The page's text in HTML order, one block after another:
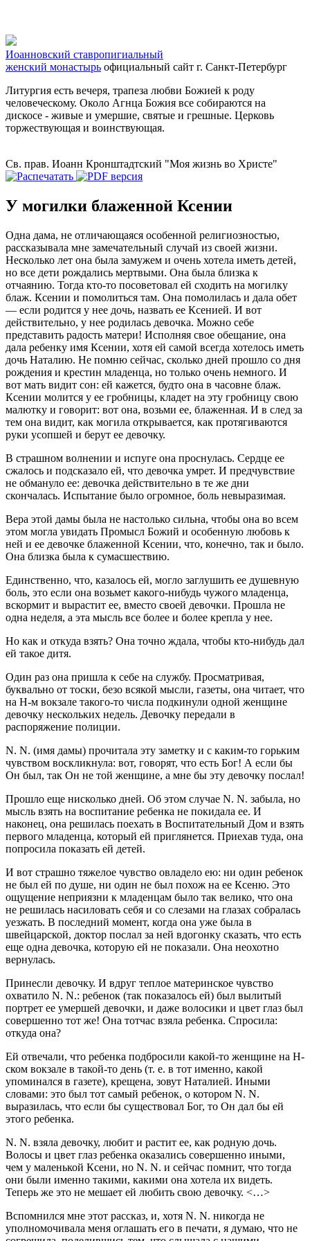
Иоанновский ставропигиальный
женский монастырь официальный сайт г. Санкт-Петербург
Литургия есть вечеря, трапеза любви Божией к роду
человеческому. Около Агнца Божия все собираются на
дискосе - живые и умершие, святые и грешные. Церковь
торжествующая и воинствующая.
Св. прав. Иоанн Кронштадтский "Моя жизнь во Христе"
У могилки блаженной Ксении
Одна дама, не отличающаяся особенной религиозностью,
рассказывала мне замечательный случай из своей жизни.
Несколько лет она была замужем и очень хотела иметь детей,
но все дети рождались мертвыми. Она была близка к
отчаянию. Тогда кто-то посоветовал ей сходить на могилку
блаж. Ксении и помолиться там. Она помолилась и дала обет
— если родится у нее дочь, назвать ее Ксенией. И вот
действительно, у нее родилась девочка. Можно себе
представить радость матери! Исполняя свое обещание, она
дала ребенку имя Ксении, хотя ей самой всегда хотелось иметь
дочь Наталию. Не помню сейчас, сколько дней прошло со дня
рождения и крестин младенца, но только очень немного. И
вот мать видит сон: ей кажется, будто она в часовне блаж.
Ксении молится у ее гробницы, кладет на эту гробницу свою
малютку и говорит: вот она, возьми ее, блаженная. И в след за
тем она видит, как могила открывается, как протягиваются
руки усопшей и берут ее девочку.
В страшном волнении и испуге она проснулась. Сердце ее
сжалось и подсказало ей, что девочка умрет. И предчувствие
не обмануло ее: девочка действительно в те же дни
скончалась. Испытание было огромное, боль невыразимая.
Bеpa этой дамы была не настолько сильна, чтобы она во всем
этом могла увидать Промысл Божий и особенную любовь к
ней и ее девочке блаженной Ксении, что, конечно, так и было.
Она близка была к сумасшествию.
Единственно, что, казалось ей, могло заглушить ее душевную
боль, это если она возьмет какого-нибудь чужого младенца,
вскормит и вырастит ее, вместо своей девочки. Прошла не
одна неделя, а эта мысль все более и более крепла у нее.
Но как и откуда взять? Она точно ждала, чтобы кто-нибудь дал
ей такое дитя.
Один раз она пришла к себе на службу. Просматривая,
буквально от тоски, безо всякой мысли, газеты, она читает, что
на Н-м вокзале такого-то числа подкинули одной женщине
девочку нескольких недель. Девочку передали в
распоряжение полиции.
N. N. (имя дамы) прочитала эту заметку и с каким-то горьким
чувством воскликнула: вот, говорят, что есть Бог! А если бы
Он был, так Он не той женщине, а мне бы эту девочку послал!
Прошло еще нисколько дней. Об этом случае N. N. забыла, но
мысль взять на воспитание ребенка не покидала ее. И
наконец, она решилась поехать в Воспитательный Дом и взять
первого младенца, который ей приглянется. Приехав туда, она
попросила показать ей детей.
И вот страшно тяжелое чувство овладело ею: ни один ребенок
не был ей по душе, ни один не был похож на ее Ксеню. Это
ощущение неприязни к младенцам было так велико, что она
не решилась насиловать себя и со слезами на глазах собралась
уезжать. В последний момент, когда она уже была в
швейцарской, доктор послал за ней вдогонку сказать, что есть
еще одна девочка, которую ей не показали. Она неохотно
вернулась.
Принесли девочку. И вдруг теплое материнское чувство
охватило N. N.: ребенок (так показалось ей) был вылитый
портрет ее умершей девочки, и даже волосики и цвет глаз был
совершенно тот же! Она тотчас взяла ребенка. Спросила:
откуда она?
Ей отвечали, что ребенка подбросили какой-то женщине на Н-
ском вокзале в такой-то день (т. е. в тот именно, какой
упоминался в газете), крещена, зовут Наталией. Иными
словами: это был тот самый ребенок, о котором N. N.
выразилась, что если бы существовал Бог, то Он дал бы ей
этого ребенка.
N. N. взяла девочку, любит и растит ее, как родную дочь.
Волосы и цвет глаз ребенка оказались совершенно иными,
чем у маленькой Ксени, но N. N. и сейчас помнит, что тогда
они были именно такими, какими она хотела их видеть.
Теперь же это не мешает ей любить свою девочку. <…>
Вспомнился мне этот рассказ, и, хотя N. N. никогда не
уполномочивала меня оглашать его в печати, я думаю, что не